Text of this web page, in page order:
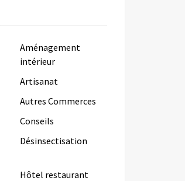
Aménagement
intérieur
Artisanat
Autres Commerces
Conseils
Désinsectisation
Hôtel restaurant